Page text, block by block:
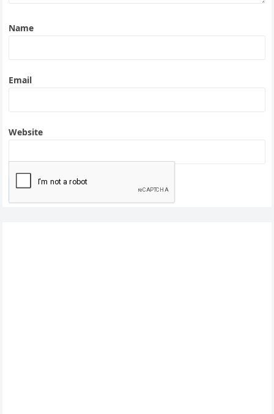
Name
Email
Website